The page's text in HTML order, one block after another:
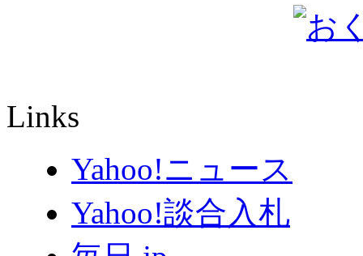
Links
Yahoo!ニュース
Yahoo!談合入札